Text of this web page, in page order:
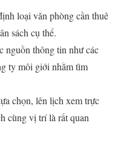
loại văn phòng cần thuê
sách cụ thể.
nguồn thông tin như các
ty môi giới nhằm tìm
chọn, lên lịch xem trực
cùng vị trí là rất quan